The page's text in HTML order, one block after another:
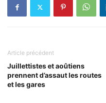
Article précédent
Juillettistes et aoûtiens
prennent d’assaut les routes
et les gares